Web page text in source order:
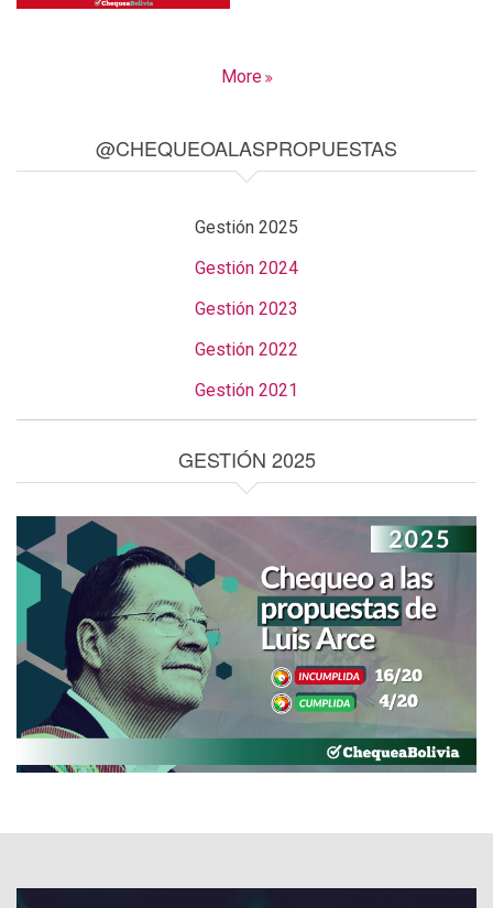
More
@CHEQUEOALASPROPUESTAS
Gestión 2025
Gestión 2024
Gestión 2023
Gestión 2022
Gestión 2021
GESTIÓN 2025